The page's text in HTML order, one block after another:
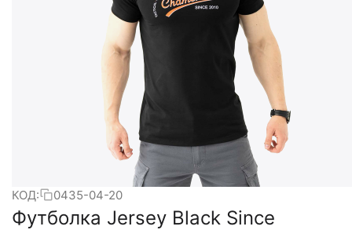
КОД: 0435-04-20
Футболка Jersey Black Since